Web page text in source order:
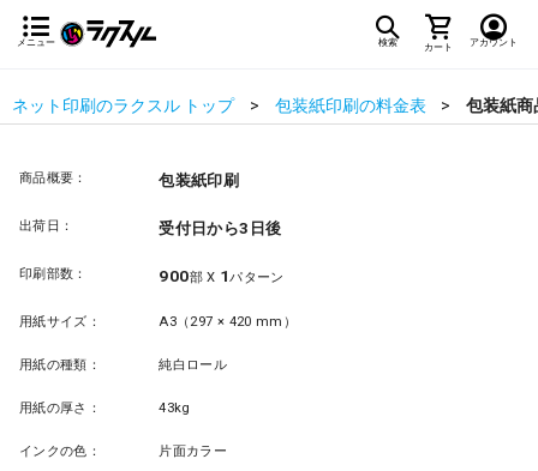
メニュー 検索 カート アカウント
ネット印刷のラクスル トップ 包装紙印刷の料金表 包装紙商
商品概要： 包装紙印刷
出荷日： 受付日から3日後
印刷部数： 900部 X 1パターン
用紙サイズ： A3（297 × 420 mm）
用紙の種類： 純白ロール
用紙の厚さ： 43kg
インクの色： 片面カラー